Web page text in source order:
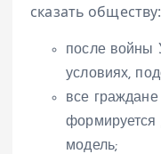
сказать обществу:
после войны
условиях,
все
формируется
модель;